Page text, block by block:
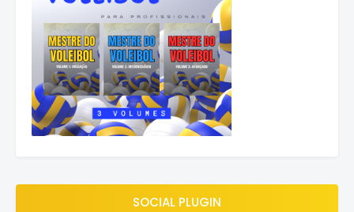
SOCIAL PLUGIN